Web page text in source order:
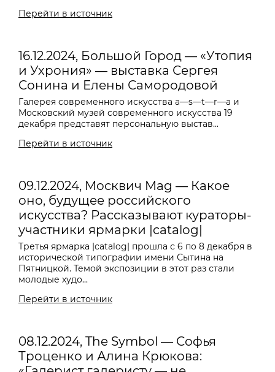
Перейти в источник
16.12.2024, Большой Город — «Утопия
и Ухрония» — выставка Сергея
Сонина и Елены Самородовой
Галерея современного искусства a—s—t—r—a и
Московский музей современного искусства 19
декабря представят персональную выстав...
Перейти в источник
09.12.2024, Москвич Mag — Какое
оно, будущее российского
искусства? Рассказывают кураторы-
участники ярмарки |catalog|
Третья ярмарка |catalog| прошла с 6 по 8 декабря в
исторической типографии имени Сытина на
Пятницкой. Темой экспозиции в этот раз стали
молодые худо...
Перейти в источник
08.12.2024, The Symbol — Софья
Троценко и Алина Крюкова: